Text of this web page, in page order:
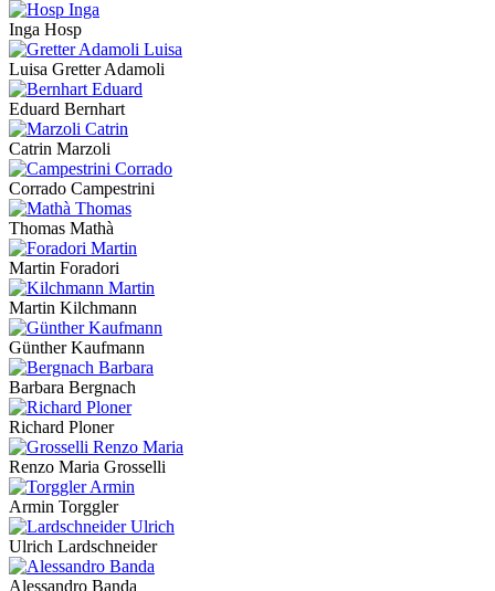
Inga Hosp
Luisa Gretter Adamoli
Eduard Bernhart
Catrin Marzoli
Corrado Campestrini
Thomas Mathà
Martin Foradori
Martin Kilchmann
Günther Kaufmann
Barbara Bergnach
Richard Ploner
Renzo Maria Grosselli
Armin Torggler
Ulrich Lardschneider
Alessandro Banda